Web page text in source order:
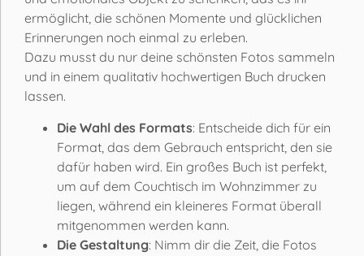
ermöglicht, die schönen Momente und glücklichen
Erinnerungen noch einmal zu erleben.
Dazu musst du nur deine schönsten Fotos sammeln
und in einem qualitativ hochwertigen Buch drucken
lassen.
Die Wahl des Formats: Entscheide dich für ein
Format, das dem Gebrauch entspricht, den sie
dafür haben wird. Ein großes Buch ist perfekt,
um auf dem Couchtisch im Wohnzimmer zu
liegen, während ein kleineres Format überall
mitgenommen werden kann.
Die Gestaltung: Nimm dir die Zeit, die Fotos